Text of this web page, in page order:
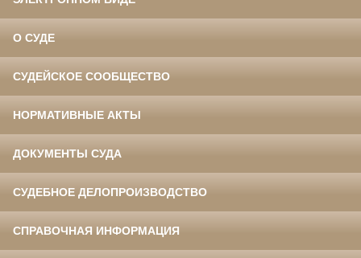
О СУДЕ
СУДЕЙСКОЕ СООБЩЕСТВО
НОРМАТИВНЫЕ АКТЫ
ДОКУМЕНТЫ СУДА
СУДЕБНОЕ ДЕЛОПРОИЗВОДСТВО
СПРАВОЧНАЯ ИНФОРМАЦИЯ